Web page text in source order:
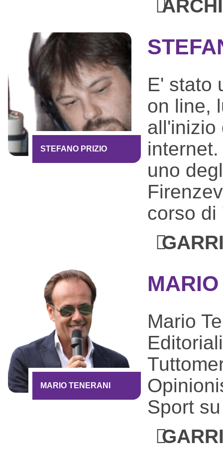
STEFANO PRIZIO
E' stato
on line,
all'inizio
uno
corso di
MARIO TENERANI
Mario
Sport